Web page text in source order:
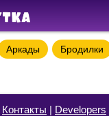
Аркады Бродилки
Контакты | Developers